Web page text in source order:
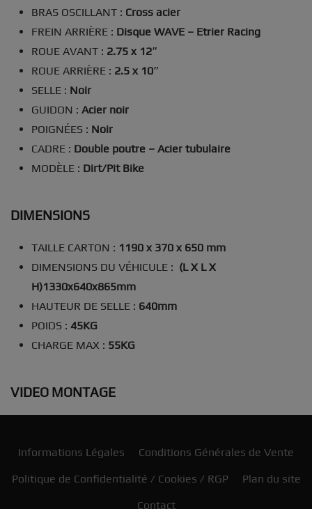
BRAS OSCILLANT : Cross acier
FREIN ARRIÈRE : Disque WAVE – Etrier Racing
ROUE AVANT : 2.75 x 12″
ROUE ARRIÈRE : 2.5 x 10″
SELLE : Noir
GUIDON : Acier noir
POIGNÉES : Noir
CADRE : Double poutre – Acier tubulaire
MODÈLE : Dirt/Pit Bike
DIMENSIONS
TAILLE CARTON : 1190 x 370 x 650 mm
DIMENSIONS DU VÉHICULE : (L X L X
H)1330x640x865mm
HAUTEUR DE SELLE : 640mm
POIDS : 45KG
CHARGE MAX : 55KG
VIDEO MONTAGE
Informations Légales
Conditions Générales de Vente
Politique de Confidentialité / Cookies / RGP
Plan du site
Contact